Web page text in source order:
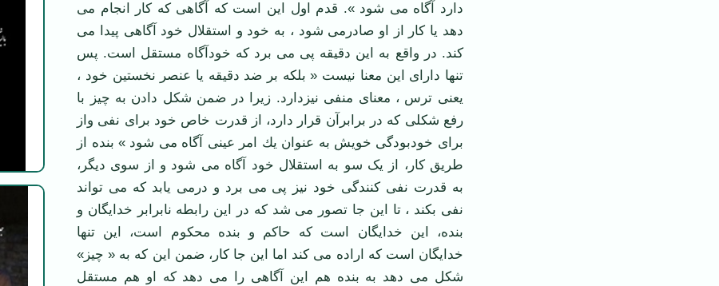
دارد آگاه می‌ شود ». قدم اول این است كه آگاهی که كار انجام می
‌دهد یا کار از او صادرمی شود ، به خود و استقلال خود آگاهی پیدا می
‌كند. در واقع به این دقیقه پی می برد که خودآگاه مستقل است. پس
تنها دارای این معنا نیست « بلكه بر ضد دقیقه یا عنصر نخستین خود ،
یعنی ترس ، معنای منفی نیزدارد. زیرا در ضمن شكل دادن به چیز با
رفع شكلی كه در برابرآن قرار دارد، از قدرت خاص خود برای نفی واز
برای خودبودگی خویش به عنوان یك امر عینی آگاه می ‌شود » بنده از
طریق کار، از یک سو به استقلال خود آگاه می شود و از سوی دیگر،
به قدرت نفی کنندگی خود نیز پی می برد و درمی یابد که می تواند
نفی بکند ، تا این جا تصور می شد که در این رابطه نابرابر خدایگان و
بنده، این خدایگان است که حاکم و بنده محکوم است، این تنها
خدایگان است که اراده می کند اما این جا کار، ضمن این که به « چیز»
شکل می دهد به بنده هم این آگاهی را می دهد که او هم مستقل